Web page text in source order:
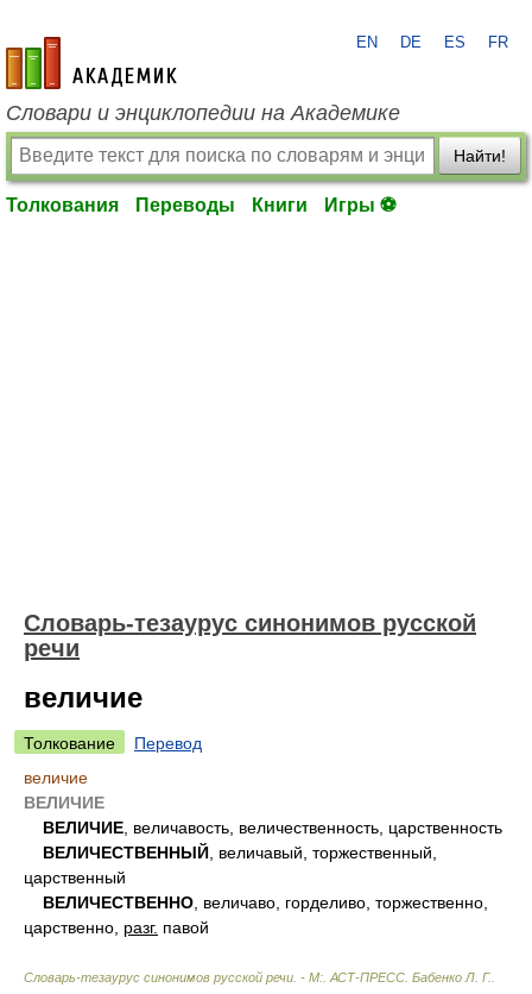
academic.ru
EN DE ES FR
Словари и энциклопедии на Академике
Найти!
Толкования Переводы Книги Игры ⚽
Словарь-тезаурус синонимов русской
речи
величие
Толкование
Перевод
величие
ВЕЛИЧИЕ
ВЕЛИЧИЕ , величавость, величественность, царственность
ВЕЛИЧЕСТВЕННЫЙ , величавый, торжественный,
царственный
ВЕЛИЧЕСТВЕННО , величаво, горделиво, торжественно,
царственно, разг. павой
Словарь-тезаурус синонимов русской речи. - М:. АСТ-ПРЕСС Бабенко Л. Г.